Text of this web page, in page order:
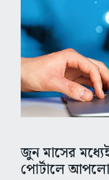
জুন মাসের
পোর্টালে